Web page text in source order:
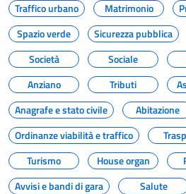
Traffico urbano
Matrimonio
Spazio verde
Sicurezza pubblica
Società
Sociale
Anziano
Tributi
Anagrafe e stato civile
Abitazione
Ordinanze viabilità e traffico
Turismo
House organ
Avvisi e bandi di gara
Salute